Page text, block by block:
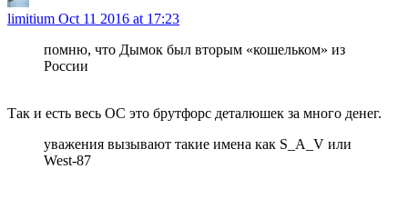
limitium Oct 11 2016 at 17:23
помню, что Дымок был вторым «кошельком» из
России
Так и есть весь ОС это брутфорс деталюшек за много денег.
уважения вызывают такие имена как S_A_V или
West-87